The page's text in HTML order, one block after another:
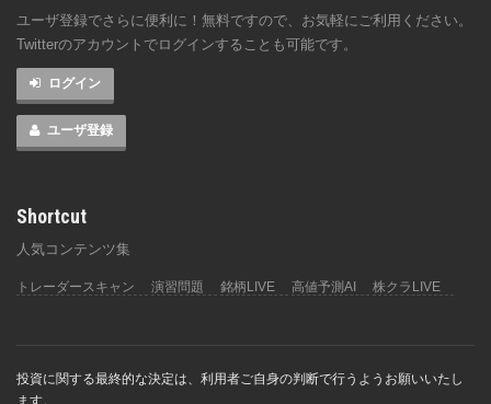
ユーザ登録でさらに便利に！無料ですので、お気軽にご利用ください。
Twitterのアカウントでログインすることも可能です。
ログイン
ユーザ登録
Shortcut
人気コンテンツ集
トレーダースキャン 演習問題 銘柄LIVE 高値予測AI 株クラLIVE
投資に関する最終的な決定は、利用者ご自身の判断で行うようお願いいたし
ます。